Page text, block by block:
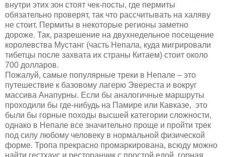
внутри этих зон стоят чек-посты, где пермиты
обязательно проверят, так что рассчитывать на халяву
не стоит. Пермиты в некоторые регионы заметно
дороже. Так, разрешение на двухнедельное посещение
королевства Мустанг (часть Непала, куда мигрировали
тибетцы после захвата их страны Китаем) стоит около
700 долларов.
Пожалуй, самые популярные треки в Непале – это
путешествие к базовому лагерю Эвереста и вокруг
массива Анапурны. Если бы аналогичные маршруты
проходили бы где-нибудь на Памире или Кавказе, это
были бы горные походы высшей категории сложности,
однако в Непале все значительно проще и пройти трек
под силу любому человеку в нормальной физической
форме. Тропа прекрасно промаркирована, всюду можно